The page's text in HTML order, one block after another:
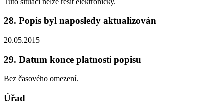
28. Popis byl naposledy aktualizován
20.05.2015
29. Datum konce platnosti popisu
Bez časového omezení.
Úřad